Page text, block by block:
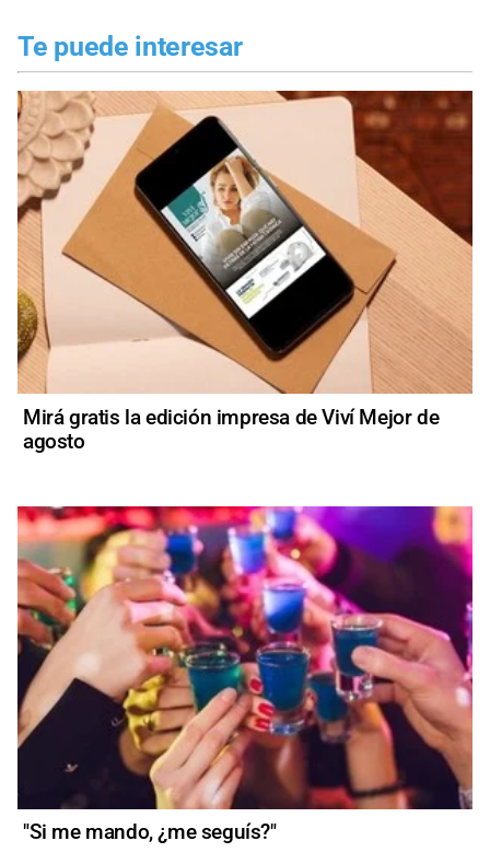
Te puede interesar
Mirá gratis la edición impresa de Viví Mejor de
agosto
"Si me mando, ¿me seguís?"